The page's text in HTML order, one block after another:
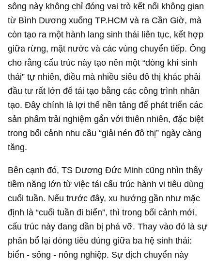
sông này không chỉ đóng vai trò kết nối không gian
từ Bình Dương xuống TP.HCM và ra Cần Giờ, mà
còn tạo ra một hành lang sinh thái liên tục, kết hợp
giữa rừng, mặt nước và các vùng chuyển tiếp. Ông
cho rằng cấu trúc này tạo nên một “dòng khí sinh
thái” tự nhiên, điều mà nhiều siêu đô thị khác phải
đầu tư rất lớn để tái tạo bằng các công trình nhân
tạo. Đây chính là lợi thế nền tảng để phát triển các
sản phẩm trải nghiệm gắn với thiên nhiên, đặc biệt
trong bối cảnh nhu cầu “giải nén đô thị” ngày càng
tăng.
Bên cạnh đó, TS Dương Đức Minh cũng nhìn thấy
tiềm năng lớn từ việc tái cấu trúc hành vi tiêu dùng
cuối tuần. Nếu trước đây, xu hướng gần như mặc
định là “cuối tuần đi biển”, thì trong bối cảnh mới,
cấu trúc này đang dần bị phá vỡ. Thay vào đó là sự
phân bổ lại dòng tiêu dùng giữa ba hệ sinh thái:
biển - sông - nông nghiệp. Sự dịch chuyển này